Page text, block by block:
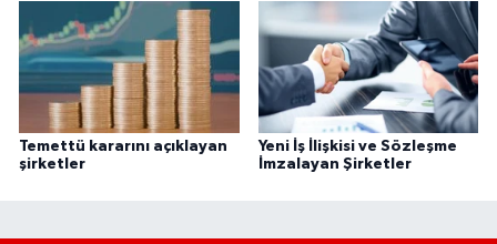
Temettü kararını açıklayan
şirketler
Yeni İş İlişkisi ve Sözleşme
İmzalayan Şirketler